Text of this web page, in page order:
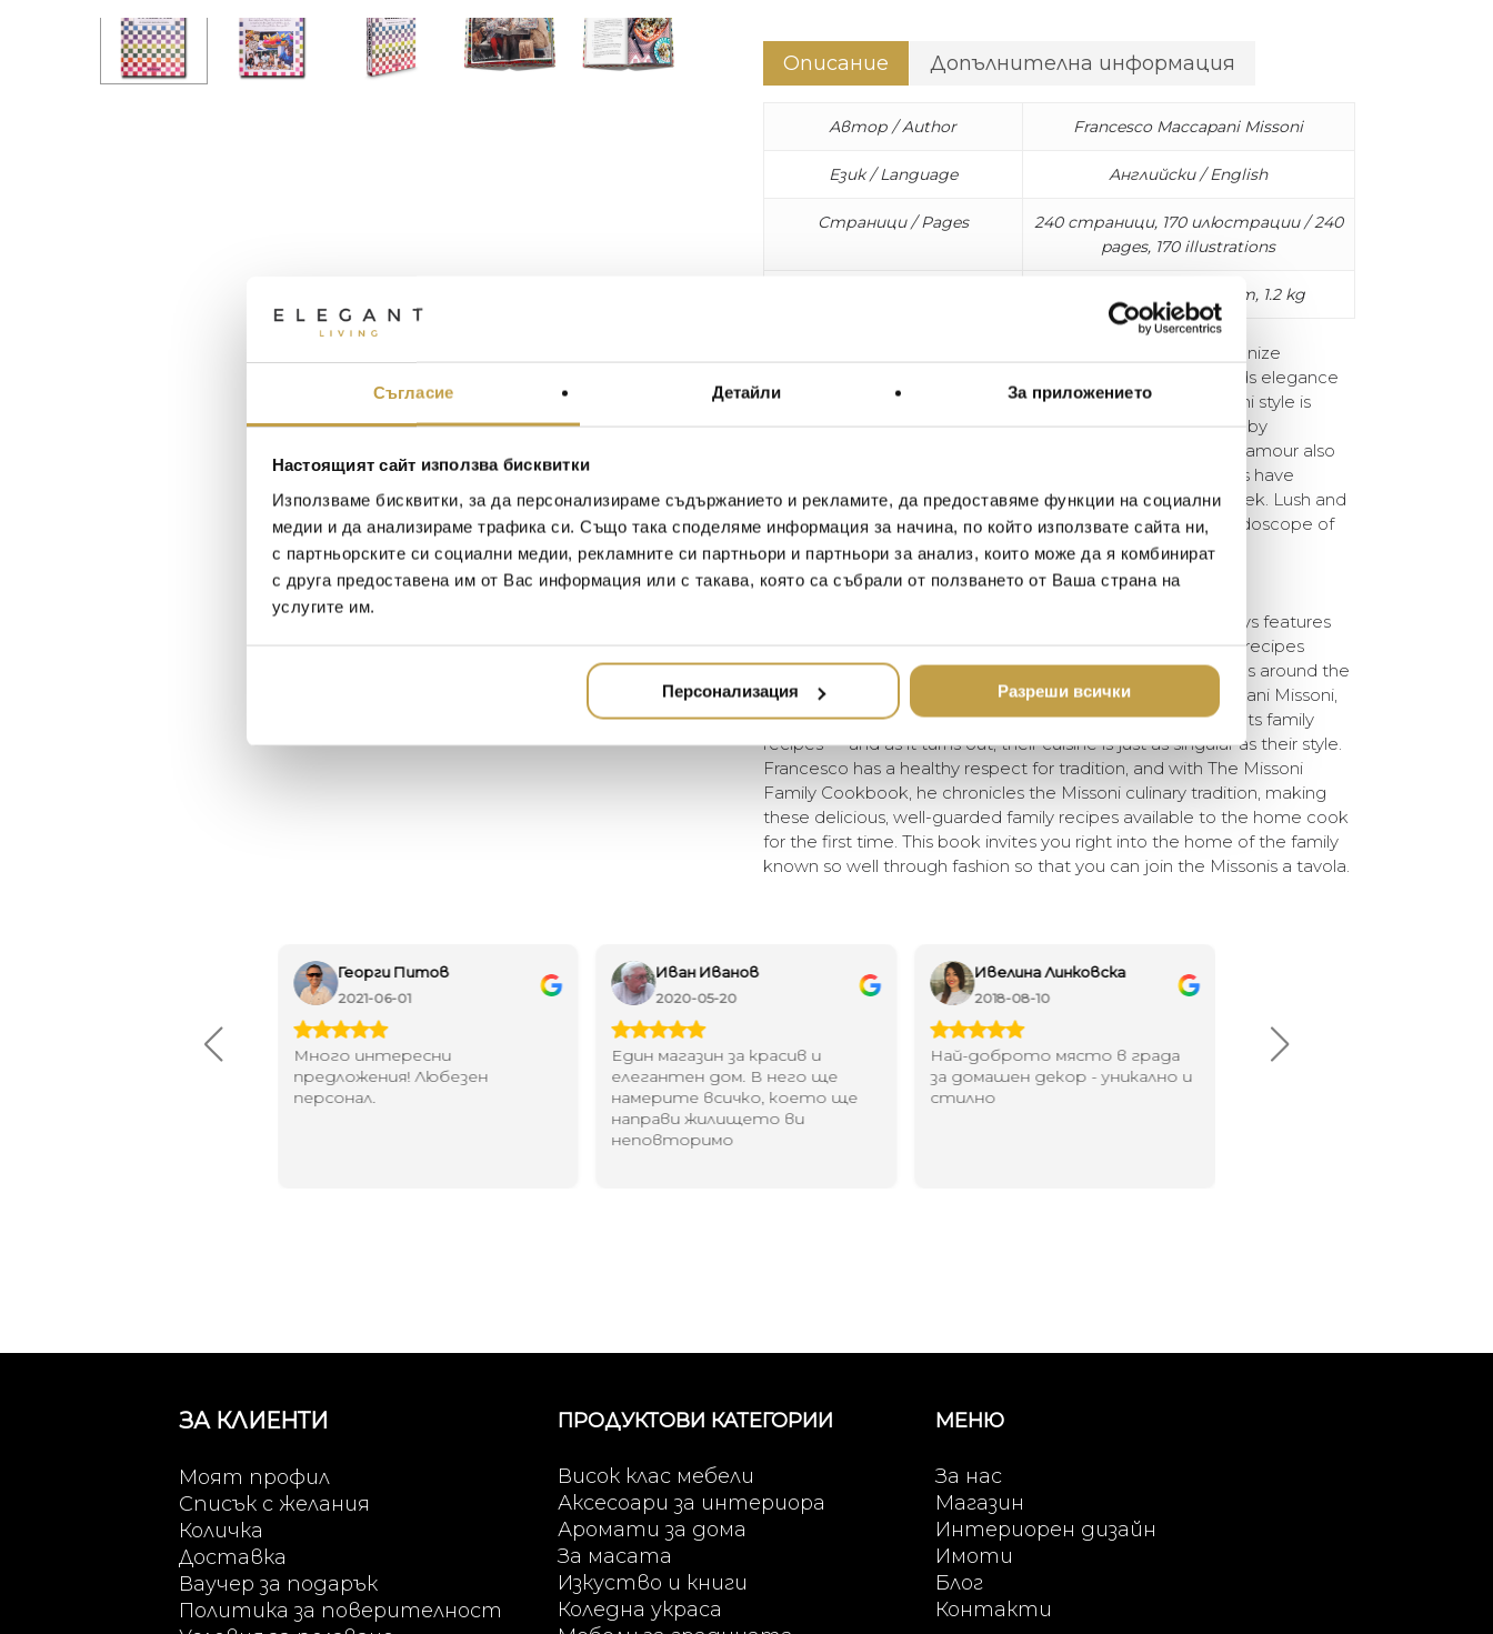
Съгласие Детайли За приложението
Настоящият сайт използва бисквитки
Използваме бисквитки, за да персонализираме съдържанието и рекламите, да предоставяме функции на социални
медии и да анализираме трафика си. Също така споделяме информация за начина, по който използвате сайта ни,
с партньорските си социални медии, рекламните си партньори и партньори за анализ, които може да я комбинират
с друга предоставена им от Вас информация или с такава, която са събрали от ползването от Ваша страна на
услугите им.
Персонализация Разреши всички
Описание Допълнителна информация
Автор / Author Francesco Maccapani Missoni
Език / Language Английски / English
Страници / Pages
240 страници, 170 илюстрации / 240
pages, 170 illustrations
W1 9 x L 27.6 x D 2.5 cm, 1.2 kg
The Missoni family lives life in color. They didn’t just revolutionize
knitwear; they forged a lifestyle that, like their fashion, blends elegance
with enthusiasm and spontaneity with sophistication. Missoni style is
recognized and admired all over the world and is collected by
fashionistas and museums alike. This same streak of easy glamour also
inspires Missoni family’s entertaining, and their dinner parties have
become one of the most coveted invitations of fashion week. Lush and
informal at the same time, a Missoni feast is not just a kaleidoscope of
style with four generations of family wearing Missoni — it’s a
kaleidoscope of tastes, scents, and colors.
And whether the meal is for twenty or two hundred, it always features
family recipes curated for the season and for the occasion, recipes
which have now become legendary. And just as Missoni fans around the
world collect the brand’s iconic zigzags, Francesco Maccapani Missoni,
the son of Missoni’s creative director, Angela Missoni, collects family
recipes — and as it turns out, their cuisine is just as singular as their style.
Francesco has a healthy respect for tradition, and with The Missoni
Family Cookbook, he chronicles the Missoni culinary tradition, making
these delicious, well-guarded family recipes available to the home cook
for the first time. This book invites you right into the home of the family
known so well through fashion so that you can join the Missonis a tavola.
Георги Питов
2021-06-01
Много интересни
предложения! Любезен
персонал.
Иван Иванов
2020-05-20
Един магазин за красив и
елегантен дом. В него ще
намерите всичко, което ще
направи жилището ви
неповторимо
Ивелина Линковска
2018-08-10
Най-доброто място в града
за домашен декор - уникално и
стилно
Хареса ми
ЗА КЛИЕНТИ
Моят профил
Списък с желания
Количка
Доставка
Ваучер за подарък
Политика за поверителност
ПРОДУКТОВИ КАТЕГОРИИ
Висок клас мебели
Аксесоари за интериора
Аромати за дома
За масата
Изкуство и книги
Коледна украса
МЕНЮ
За нас
Магазин
Интериорен дизайн
Имоти
Блог
Контакти